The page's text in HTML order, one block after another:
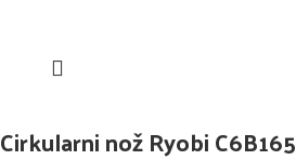
Cirkularni nož Ryobi C6B165